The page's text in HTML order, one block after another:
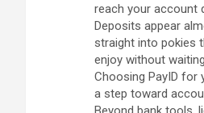
reach your account
Deposits appear
straight into pokies
enjoy without
Choosing PayID for
a step toward